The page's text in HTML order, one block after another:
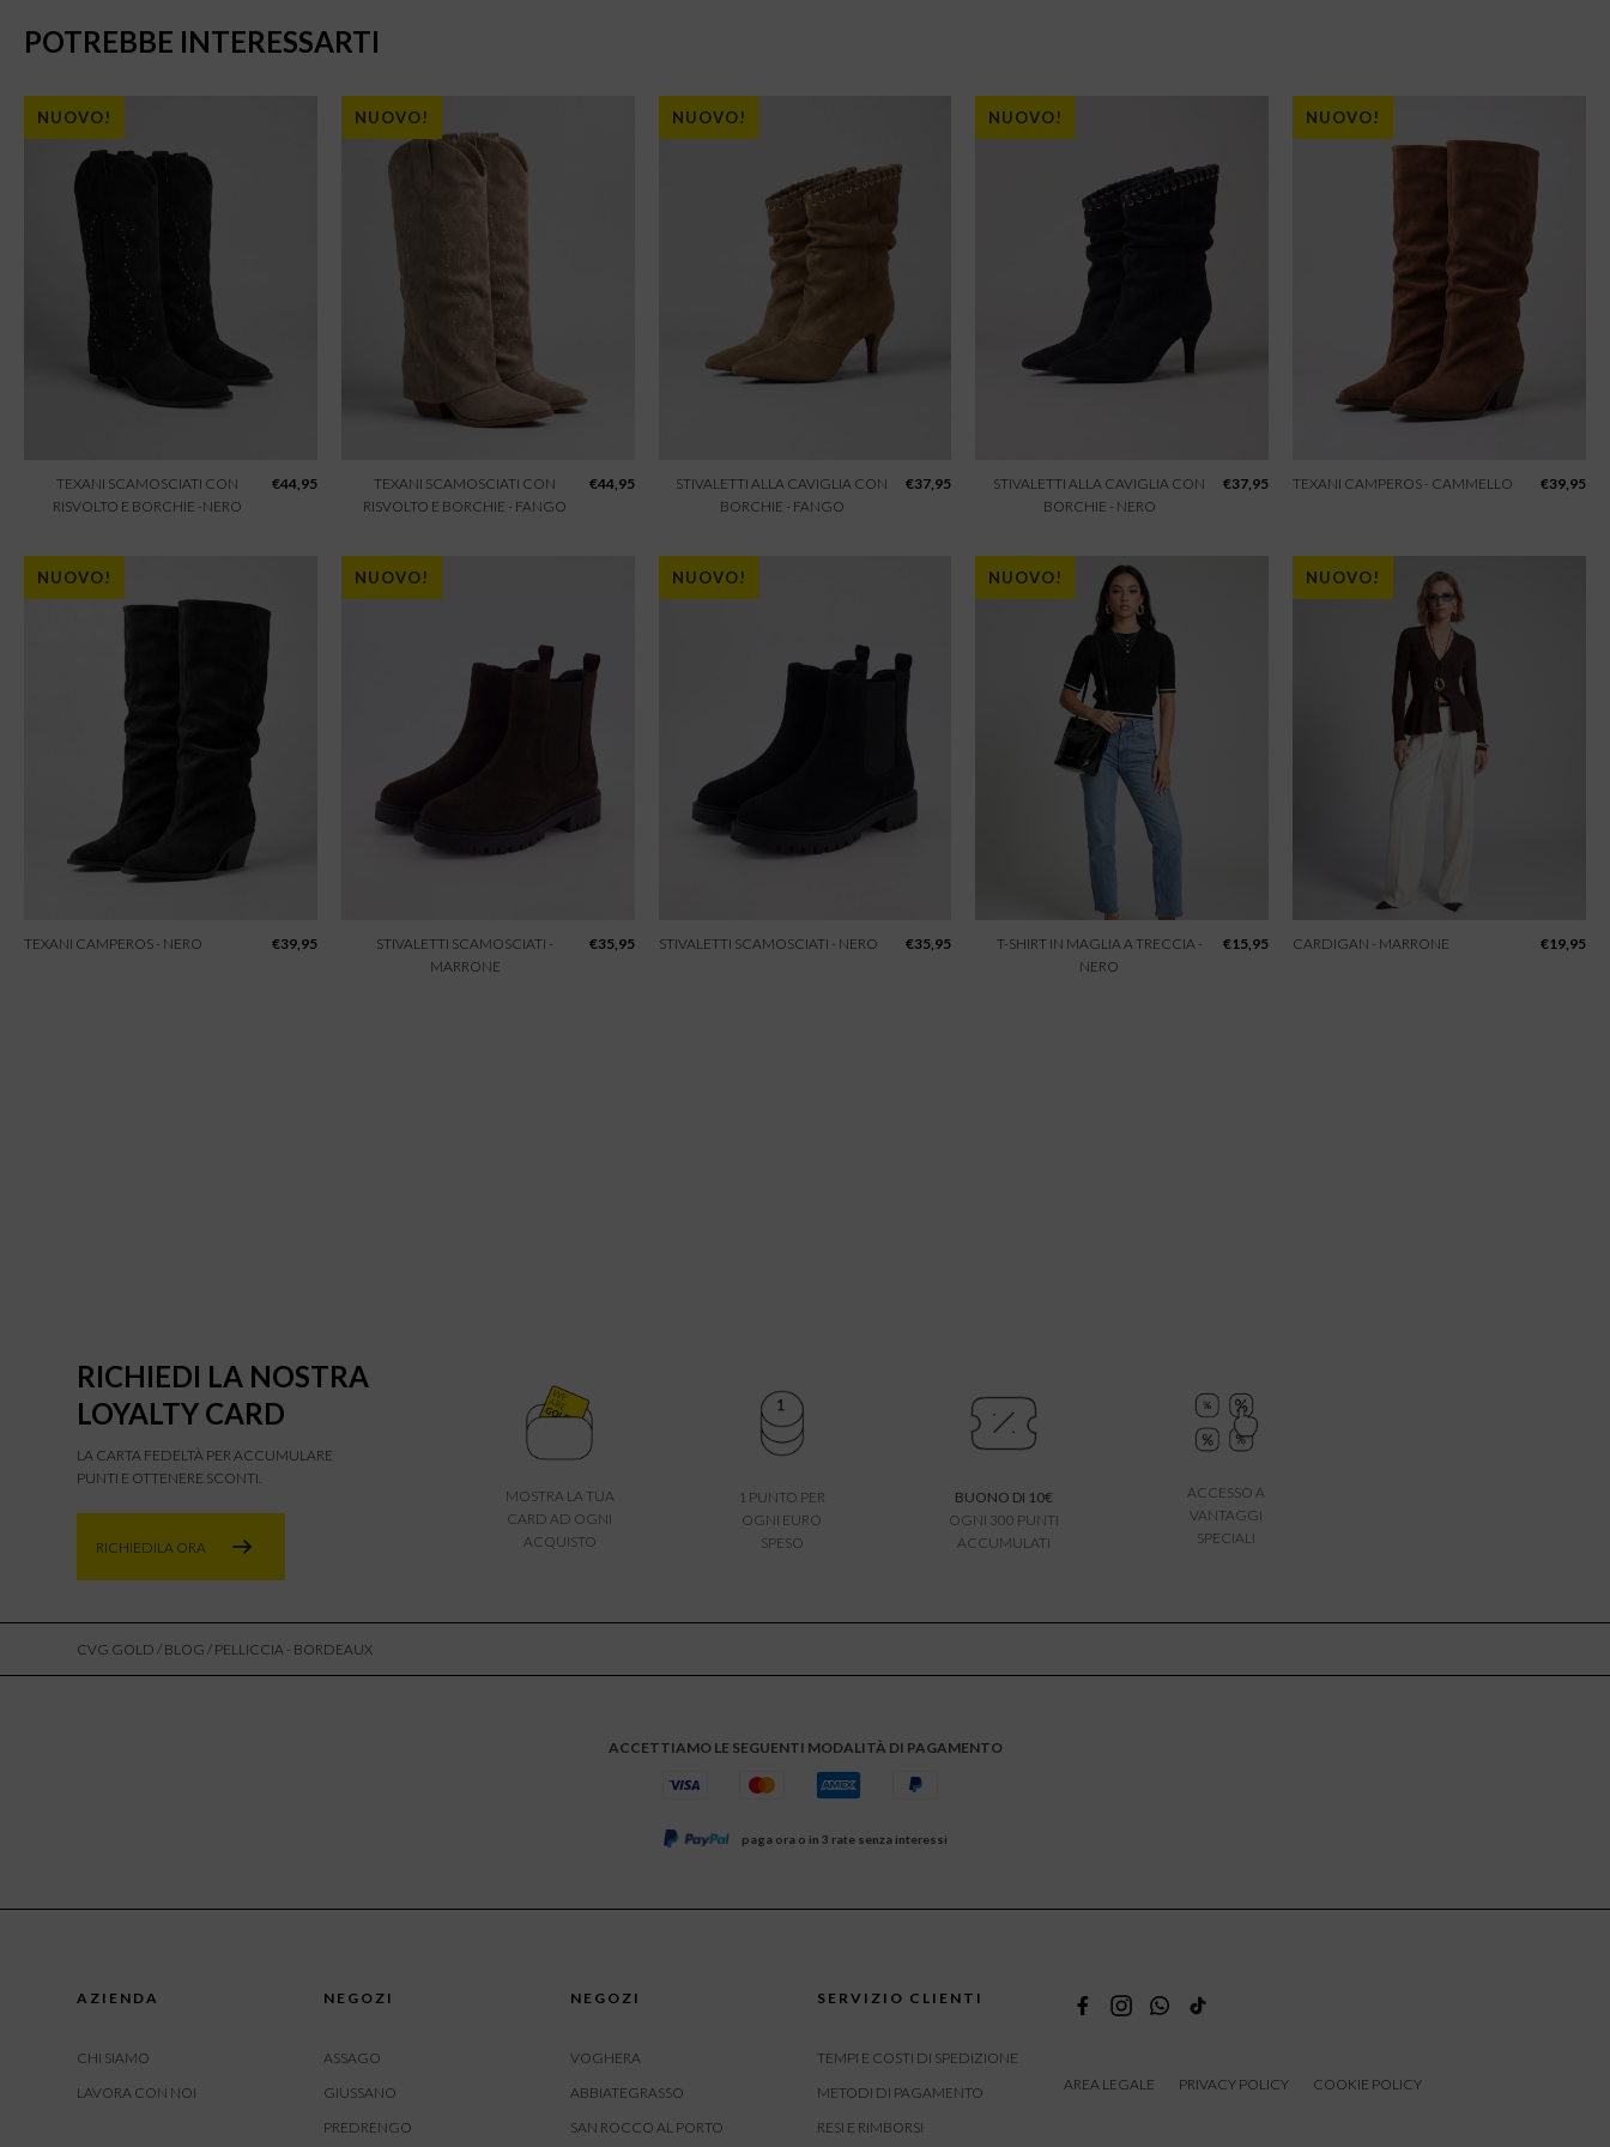
POTREBBE INTERESSARTI
NUOVO!
TEXANI SCAMOSCIATI CON
RISVOLTO E BORCHIE -NERO
€44,95
NUOVO!
TEXANI SCAMOSCIATI CON
RISVOLTO E BORCHIE - FANGO
€44,95
NUOVO!
STIVALETTI ALLA CAVIGLIA CON
BORCHIE - FANGO
€37,95
NUOVO!
STIVALETTI ALLA CAVIGLIA CON
BORCHIE - NERO
€37,95
NUOVO!
TEXANI CAMPEROS - CAMMELLO €39,95
NUOVO!
TEXANI CAMPEROS - NERO €39,95
NUOVO!
STIVALETTI SCAMOSCIATI -
MARRONE
€35,95
NUOVO!
STIVALETTI SCAMOSCIATI - NERO €35,95
NUOVO!
T-SHIRT IN MAGLIA A TRECCIA -
NERO
€15,95
NUOVO!
CARDIGAN - MARRONE €19,95
RICHIEDI LA NOSTRA
LOYALTY CARD
LA CARTA FEDELTÀ PER ACCUMULARE
PUNTI E OTTENERE SCONTI.
RICHIEDILA ORA
MOSTRA LA TUA
CARD AD OGNI
ACQUISTO
1 PUNTO PER
OGNI EURO
SPESO
BUONO DI 10€
OGNI 300 PUNTI
ACCUMULATI
ACCESSO A
VANTAGGI
SPECIALI
CVG GOLD / BLOG / PELLICCIA - BORDEAUX
ACCETTIAMO LE SEGUENTI MODALITÀ DI PAGAMENTO
paga ora o in 3 rate senza interessi
AZIENDA
CHI SIAMO
LAVORA CON NOI
NEGOZI
ASSAGO
GIUSSANO
PREDRENGO
NEGOZI
VOGHERA
ABBIATEGRASSO
SAN ROCCO AL PORTO
SERVIZIO CLIENTI
TEMPI E COSTI DI SPEDIZIONE
METODI DI PAGAMENTO
RESI E RIMBORSI
AREA LEGALE PRIVACY POLICY COOKIE POLICY